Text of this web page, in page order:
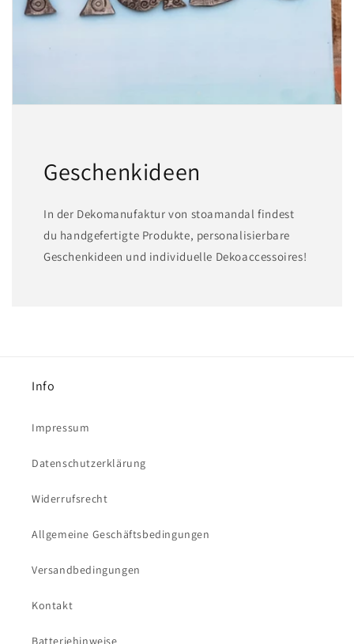
Geschenkideen
In der Dekomanufaktur von stoamandal findest
du handgefertigte Produkte, personalisierbare
Geschenkideen und individuelle Dekoaccessoires!
Info
Impressum
Datenschutzerklärung
Widerrufsrecht
Allgemeine Geschäftsbedingungen
Versandbedingungen
Kontakt
Batteriehinweise